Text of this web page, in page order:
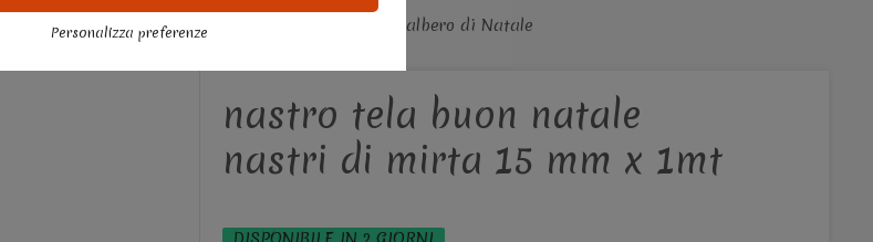
Personalizza preferenze
Natale Fai da te Nastri Natalizi e per albero di Natale
nastro tela buon natale
nastri di mirta 15 mm x 1mt